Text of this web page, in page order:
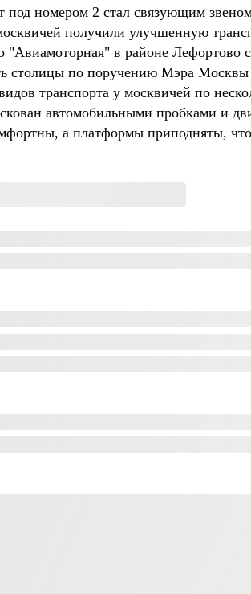
номером 2 стал связующим
получили улучшенную
в районе Лефортово
столицы по поручению Мэра
транспорта у москвичей по
автомобильными пробками и
а платформы приподняты, что